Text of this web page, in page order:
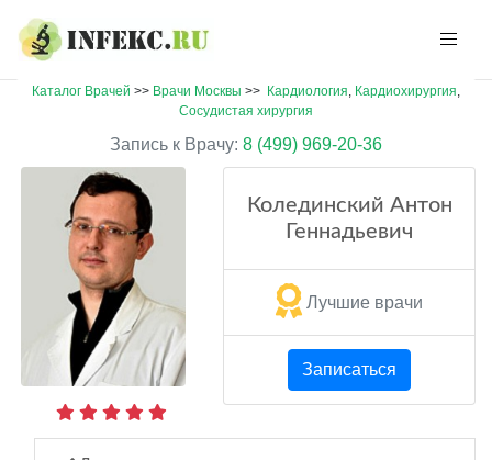
Каталог Врачей >> Врачи Москвы >> Кардиология, Кардиохирургия,
Сосудистая хирургия
Запись к Врачу: 8 (499) 969-20-36
Колединский Антон
Геннадьевич
Лучшие врачи
Записаться